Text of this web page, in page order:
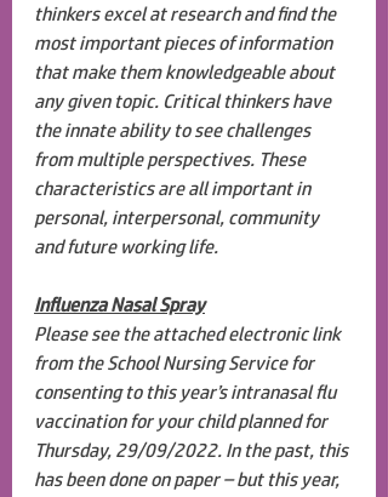
thinkers excel at research and find the
most important pieces of information
that make them knowledgeable about
any given topic. Critical thinkers have
the innate ability to see challenges
from multiple perspectives. These
characteristics are all important in
personal, interpersonal, community
and future working life.
Influenza Nasal Spray
Please see the attached electronic link
from the School Nursing Service for
consenting to this year’s intranasal flu
vaccination for your child planned for
Thursday, 29/09/2022. In the past, this
has been done on paper – but this year,